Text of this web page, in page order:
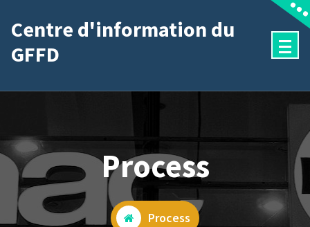
au
contenu
Centre d'information du
GFFD
Process
Process